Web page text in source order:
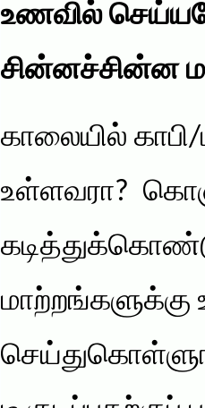
உணவில்
சின்னச்சின்ன
காலையில்
உள்ளவரா?